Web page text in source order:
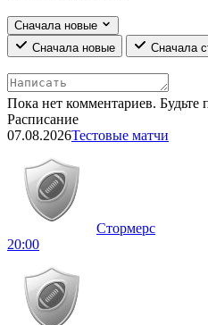
Сначала новые
Сначала новые
Сначала
Пока нет комментариев. Будьте
Расписание
07.08.2026Тестовые матчи
Стормерс
20:00